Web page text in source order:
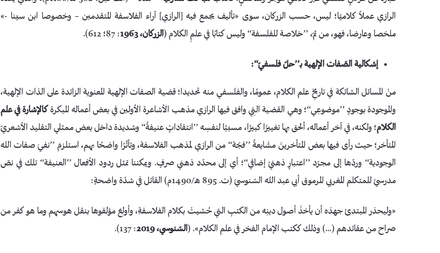
الرازي عملاً كلاميّا؛ ليس، حسب الزركان، سوى «تأليف يجمع فيه [الرازي] آراء الفلاسفة المتقدمين – وخصوصا ابن سينا -»
ملخصا وعارضا، فهو، من ثمّ، ’’خلاصة للفلسفة‘‘ وليس كتابًا في علمِ الكلام (الزركان، 1963 : 87؛ 612).
إشكالية الصّفات الإلهية بـ’’حلّ فلسفيّ‘‘:
منْ المسائل الشائكة في تاريخِ علم الكلام، عمومًا، والفلسفي منه تحديدا؛ قضية الصفات الإلهية المعنوية الزائدة على الذات الإلهية،
والموجودة بوجودٍ ’’موضوعِي‘‘؛ وهي القضية التِي وافق فيها الرازي مذهب الأشاعرة الأولين في بعض أعماله المبكرةكـالإشارة في علم
الكلام؛ ولكنه، في آخر أعماله، ألحق بها تغييرًا كبيرًا، مسببًا لنفسِه ’’انتقاداتٍ عنيفةً‘‘ وشديدة داخل بعض ممثلي التقليد الأشعريّ
المتأخر؛ حيث رأى فيها بعض المتأخرينَ مشَايعةً ’’فجّة‘‘ من الرازي لمذهب الفلاسفة، وتأثّرًا واضحًا بهم، استلزمَ ’’نفيَ صفات الله
الوجودية‘‘ وردّها إلى مجرّد ’’اعتبارٍ ذهنيّ إضافي‘‘؛ أي إلى محدّد ذهني صرفٍ. ويمكننا تمثل ردود الأفعال ’’العنيفة‘‘ تلك في نصّ
مدرسيّ للمتكلم المغربي المرموق أبي عبد الله السّنوسيّ (ت. 895 هـ/1490م) القائل في شدّة واضحةٍ:
«وليحذر المبتدئ جهدَه أن يأخذَ أصول دينِه من الكتبِ التي حُشيتْ بكلام الفلاسفةِ، وأولعَ مؤلفوها بنقل هوسهم وما هو كفر من
صراح من عقائدهم (…) وذلك ككتب الإمام الفخر في علم الكلام». (السّنوسي، 2019 : 137).